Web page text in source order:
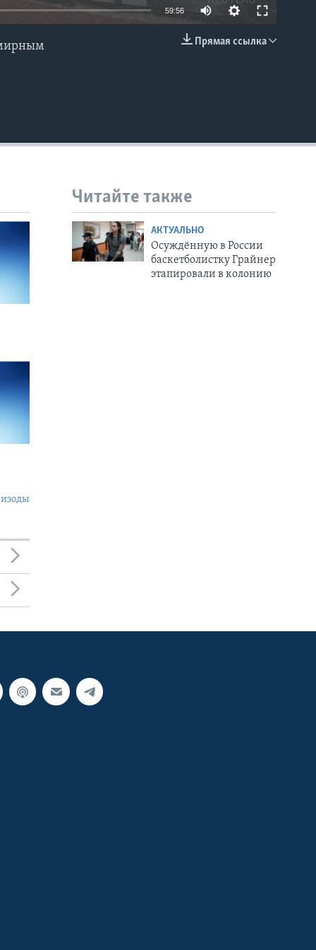
59:56
Прямая ссылка
Читайте также
АКТУАЛЬНО
Осуждённую в России
баскетболистку Грайнер
этапировали в колонию